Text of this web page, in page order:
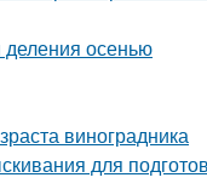
осенью
виноградника
для